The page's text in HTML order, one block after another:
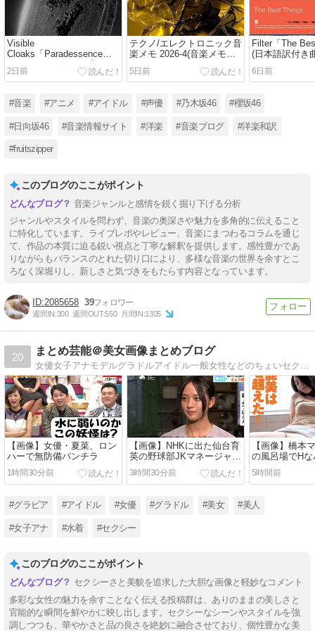
Visible
Cloaks「Paradessence」
(アルバムレビュー/感
想/2026)
2日前
テクノ/エレクトロニック音
楽メモ 2026-4(音楽メモ
2026)
5日前
Filter「The
(日本語訳付き
6日前
#音楽 #アニメ #アイドル #声優 #乃木坂46 #櫻坂46
#日向坂46 #音楽情報サイト #洋楽 #音楽ブログ #洋楽和訳
#fruitszipper
このブログのここがポイント
音楽ジャンルと感情を鋭く掘り下げる分析
ジャンルやスタイルを問わず、音楽の奥深さや魅力を多角的に伝えること
に特化しています。ライブレポやレビュー、音楽にまつわるコラムを通じ
て、作品の本質に迫る鋭い視点と丁寧な解釈を提供します。感性豊かであ
りながらもバランスのとれた切り口により、多様な音楽の世界を余すとこ
ろなく深堀りし、新しさと気づきをもたらす内容となっています。
2085658 39
週間IN:300 週間OUT:550 月間IN:1305
20
まとめ芸能＠美女画像まとめブログ
【画像】女優・夏菜、ロン
ハーで無防備パンチラ
1時間30分前
【画像】NHKに出た仙台育
英の野球部JKマネージャ
ー、ガチで可愛いぞ
3時間30分前
【画像】橋本
の風呂場でH
を見せつける
5時間前
#グラビア #アイドル #女優 #グラドル #美女 #美人
#女子アナ #水着 #セクシー
このブログのここがポイント
セクシーさと美貌を追求した大胆な画像と軽妙なコメント
多彩な女性の魅力を余すことなく伝える投稿群は、ありのままの美しさと
官能的な瞬間を鮮やかに映し出します。セクシーなシーンやスタイルを強
調しつつも、華やかさと品の良さを絶妙に融合させており、個性豊かな美